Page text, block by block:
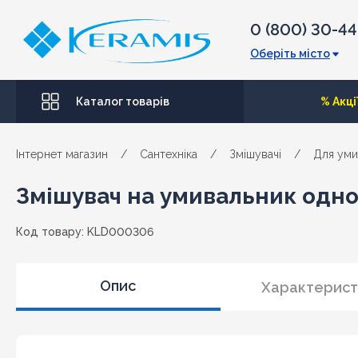
0 (800) 30-
Оберіть місто
Каталог товарів %
Інтернет магазин / Сантехніка / Змішувачі / Для
Змішувач на умивальник
Код товару: KLD000306
Опис